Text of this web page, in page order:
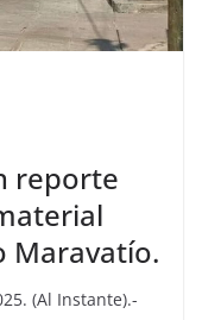
reporte
Maravatío.
(Al Instante).-